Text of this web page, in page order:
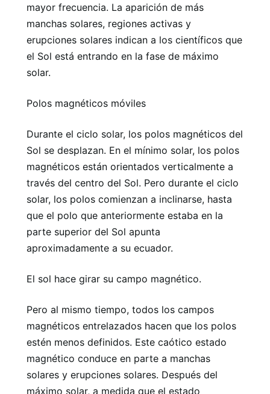
mayor frecuencia. La aparición de más
manchas solares, regiones activas y
erupciones solares indican a los científicos que
el Sol está entrando en la fase de máximo
solar.
Polos magnéticos móviles
Durante el ciclo solar, los polos magnéticos del
Sol se desplazan. En el mínimo solar, los polos
magnéticos están orientados verticalmente a
través del centro del Sol. Pero durante el ciclo
solar, los polos comienzan a inclinarse, hasta
que el polo que anteriormente estaba en la
parte superior del Sol apunta
aproximadamente a su ecuador.
El sol hace girar su campo magnético.
Pero al mismo tiempo, todos los campos
magnéticos entrelazados hacen que los polos
estén menos definidos. Este caótico estado
magnético conduce en parte a manchas
solares y erupciones solares. Después del
máximo solar, a medida que el estado